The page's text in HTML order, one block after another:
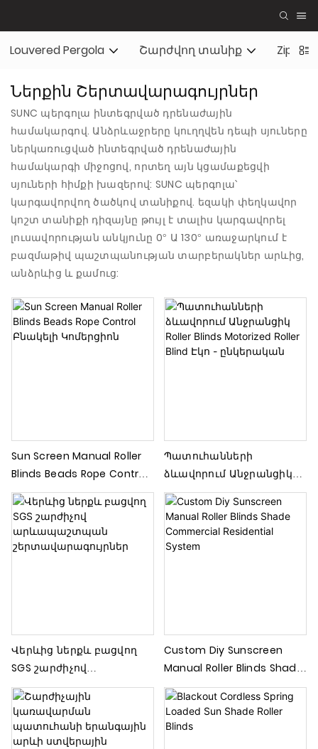
Louvered Pergola Շարժվող տանիք Zip
Ներքին Շերտավարագույրներ
SUNC պերգոլա ինտեգրված դրենաժային
համակարգով. Անձրևաջրերը կուղղվեն դեպի սյուները
ներկառուցված ինտեգրված դրենաժային
համակարգի միջոցով, որտեղ այն կցամաքեցվի
սյուների հիմքի խազերով: SUNC պերգոլա՝
կարգավորվող ծածկով տանիքով. եզակի փեղկավոր
կոշտ տանիքի դիզայնը թույլ է տալիս կարգավորել
լուսավորության անկյունը 0° Ա 130° առաջարկում է
բազմաթիվ պաշտպանության տարբերակներ արևից,
անձրևից և քամուց:
Sun Screen Manual Roller
Blinds Beads Rope Control
Բնակելի Կոմերցիոն
Պատուհանների
ձևավորում Անջրանցիկ
Roller Blinds Motorized
Roller Blind Էկո -
ընկերական
Վերևից ներքև բացվող
SGS շարժիչով
արևապաշտպան
շերտավարագույրներ
Custom Diy Sunscreen
Manual Roller Blinds Shade
Commercial Residential
System